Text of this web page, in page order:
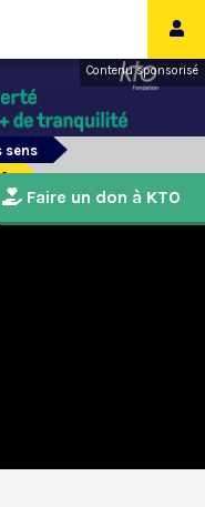
Contenu sponsorisé
sens
Faire un don à KTO